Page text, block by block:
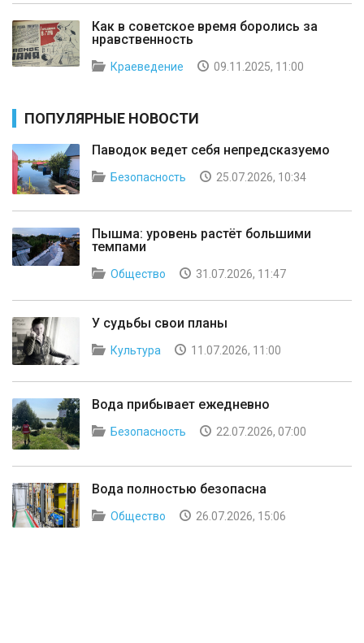
Как в советское время боролись за
нравственность
Краеведение 09.11.2025, 11:00
ПОПУЛЯРНЫЕ НОВОСТИ
Паводок ведет себя непредсказуемо
Безопасность 25.07.2026, 10:34
Пышма: уровень растёт большими
темпами
Общество 31.07.2026, 11:47
У судьбы свои планы
Культура 11.07.2026, 11:00
Вода прибывает ежедневно
Безопасность 22.07.2026, 07:00
Вода полностью безопасна
Общество 26.07.2026, 15:06